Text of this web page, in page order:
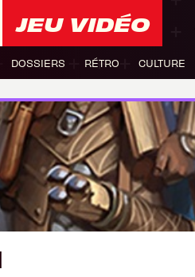
JEU VIDÉO
DOSSIERS RÉTRO CULTURE